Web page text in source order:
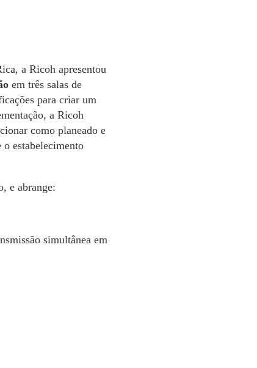
a Ricoh apresentou
em três salas de
para criar um
a Ricoh
como planeado e
estabelecimento
e abrange:
simultânea em